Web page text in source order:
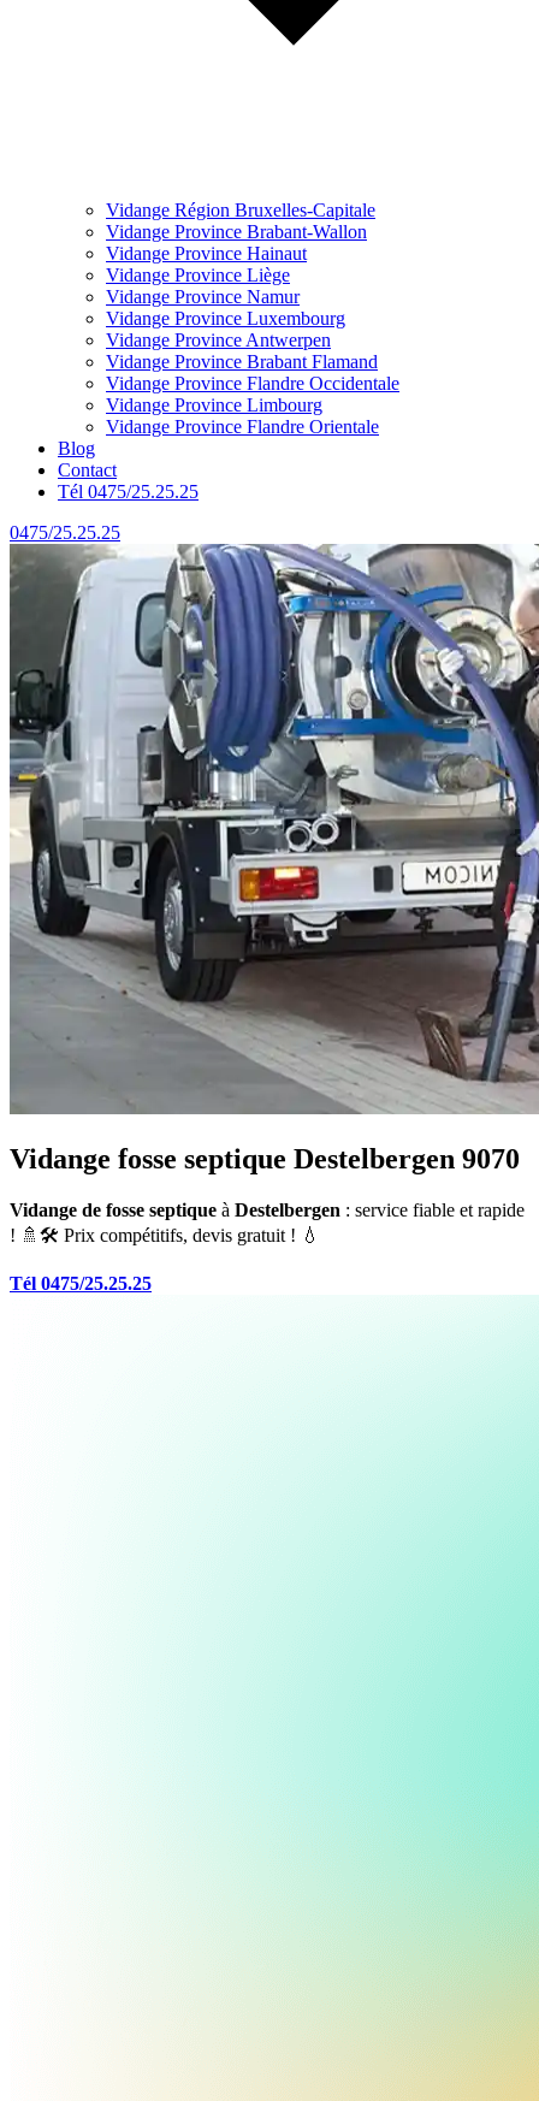
Vidange Région Bruxelles-Capitale
Vidange Province Brabant-Wallon
Vidange Province Hainaut
Vidange Province Liège
Vidange Province Namur
Vidange Province Luxembourg
Vidange Province Antwerpen
Vidange Province Brabant Flamand
Vidange Province Flandre Occidentale
Vidange Province Limbourg
Vidange Province Flandre Orientale
Blog
Contact
Tél 0475/25.25.25
0475/25.25.25
Vidange fosse septique Destelbergen 9070
Vidange de fosse septique à Destelbergen : service fiable et rapide
! 🚿🛠️ Prix compétitifs, devis gratuit ! 💧
Tél 0475/25.25.25